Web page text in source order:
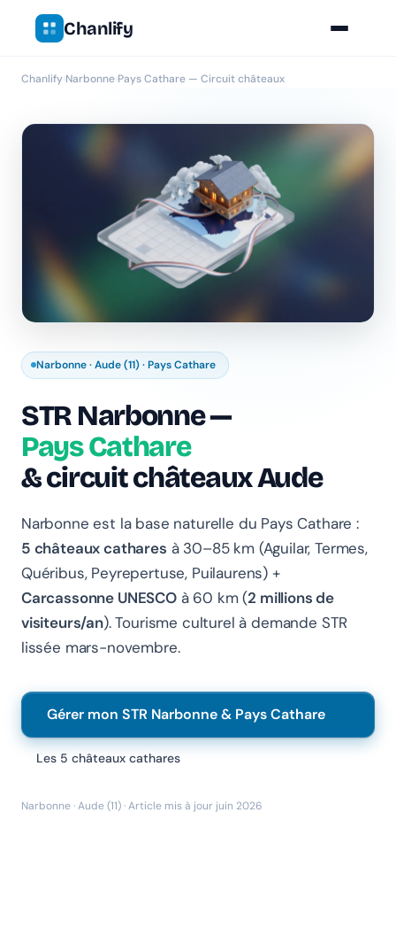
Chanlify
Chanlify›Narbonne›Pays Cathare — Circuit châteaux
Narbonne · Aude (11) · Pays Cathare
STR Narbonne —
Pays Cathare
& circuit châteaux Aude
Narbonne est la base naturelle du Pays Cathare :
5 châteaux cathares à 30–85 km (Aguilar, Termes,
Quéribus, Peyrepertuse, Puilaurens) +
Carcassonne UNESCOà 60 km (2 millions de
visiteurs/an). Tourisme culturel à demande STR
lissée mars-novembre.
Gérer mon STR Narbonne & Pays Cathare
Les 5 châteaux cathares
Narbonne · Aude (11) · Article mis à jour juin 2026
Chanlify Assistant
Bonjour 👋 Je suis l'assistant Chanlify. Comment puis-
je vous aider ?
Hello! I'm the Chanlify assistant. How can I help?